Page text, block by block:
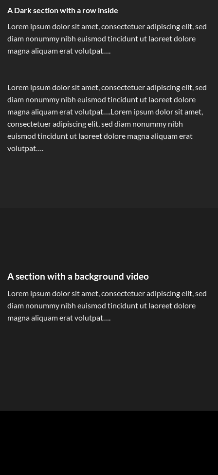
A Dark section with a row inside
Lorem ipsum dolor sit amet, consectetuer adipiscing elit, sed
diam nonummy nibh euismod tincidunt ut laoreet dolore
magna aliquam erat volutpat….
Lorem ipsum dolor sit amet, consectetuer adipiscing elit, sed
diam nonummy nibh euismod tincidunt ut laoreet dolore
magna aliquam erat volutpat….Lorem ipsum dolor sit amet,
consectetuer adipiscing elit, sed diam nonummy nibh
euismod tincidunt ut laoreet dolore magna aliquam erat
volutpat….
A section with a background video
Lorem ipsum dolor sit amet, consectetuer adipiscing elit, sed
diam nonummy nibh euismod tincidunt ut laoreet dolore
magna aliquam erat volutpat….